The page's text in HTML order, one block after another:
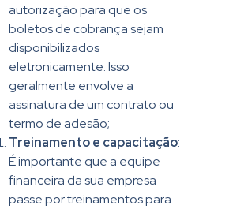
autorização para que os
boletos de cobrança sejam
disponibilizados
eletronicamente. Isso
geralmente envolve a
assinatura de um contrato ou
termo de adesão;
Treinamento e capacitação:
É importante que a equipe
financeira da sua empresa
passe por treinamentos para